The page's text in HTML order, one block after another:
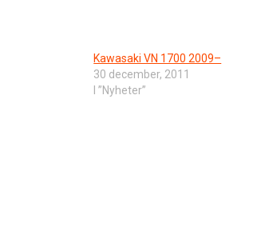
Kawasaki VN 1700 2009–
30 december, 2011
I ”Nyheter”